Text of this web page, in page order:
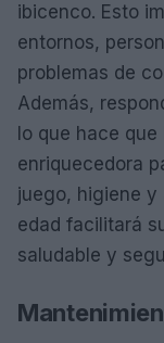
ibicenco. Esto
entornos,
problemas de
Además,
lo que hace
enriquecedora
juego, higiene y
edad facilitará
saludable y